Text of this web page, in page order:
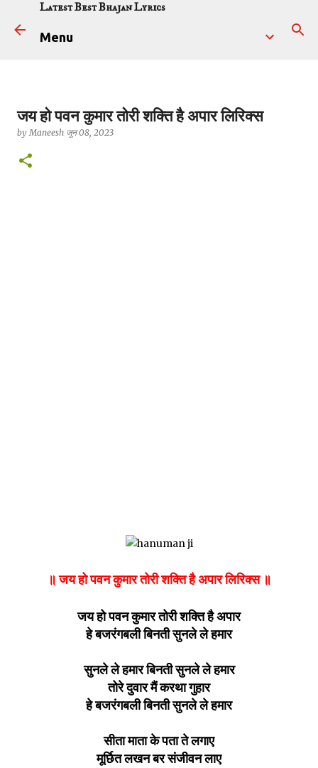
सीधे मुख्य सामग्री पर जाएं
Latest Best Bhajan Lyrics
Menu
जय हो पवन कुमार तोरी शक्ति है अपार लिरिक्स
byManeesh जून 08, 2023
॥ जय हो पवन कुमार तोरी शक्ति है अपार लिरिक्स ॥
जय हो पवन कुमार तोरी शक्ति है अपार
हे बजरंगबली बिनती सुनले ले हमार
सुनले ले हमार बिनती सुनले ले हमार
तोरे दुवार मैं करथा गुहार
हे बजरंगबली बिनती सुनले ले हमार
सीता माता के पता ते लगाए
मूर्छित लखन बर संजीवन लाए